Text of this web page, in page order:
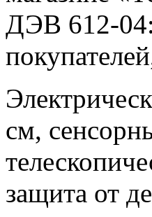
ДЭВ 612-04:
см,
защита от